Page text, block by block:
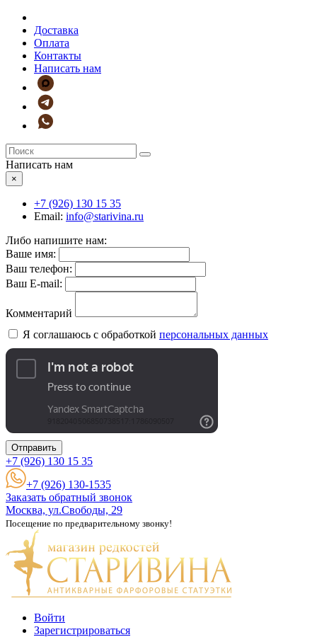
Доставка
Оплата
Контакты
Написать нам
Написать нам
×
+7 (926) 130 15 35
Email: info@starivina.ru
Либо напишите нам:
Ваше имя:
Ваш телефон:
Ваш E-mail:
Комментарий
Я соглашаюсь с обработкой персональных данных
Отправить
+7 (926) 130 15 35
+7 (926) 130-1535
Заказать обратный звонок
Москва, ул.Свободы, 29
Посещение по предварительному звонку!
Войти
Зарегистрироваться